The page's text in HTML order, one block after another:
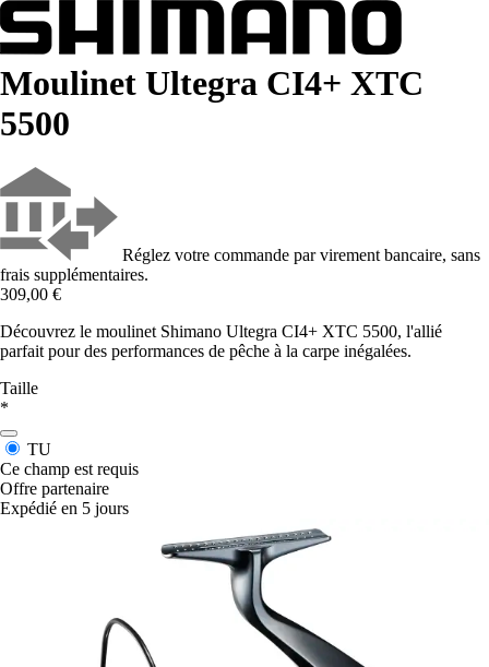
Moulinet Ultegra CI4+ XTC
5500
Réglez votre commande par virement bancaire, sans
frais supplémentaires.
309,00 €
Découvrez le moulinet Shimano Ultegra CI4+ XTC 5500, l'allié
parfait pour des performances de pêche à la carpe inégalées.
Taille
*
TU
Ce champ est requis
Offre partenaire
Expédié en 5 jours